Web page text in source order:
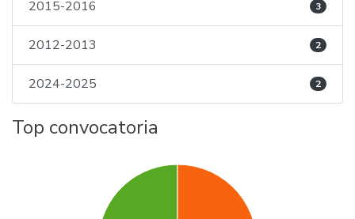
2015-2016 3
2012-2013 2
2024-2025 2
Top convocatoria